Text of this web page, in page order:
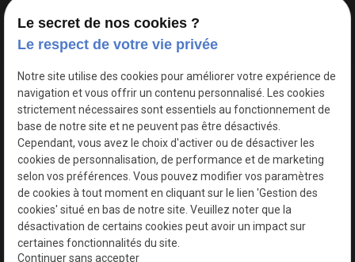
Google Maps Search API est désactivé.
Le secret de nos cookies ?
Le respect de votre vie privée
Notre site utilise des cookies pour améliorer votre expérience de
navigation et vous offrir un contenu personnalisé. Les cookies
strictement nécessaires sont essentiels au fonctionnement de
base de notre site et ne peuvent pas être désactivés.
Cependant, vous avez le choix d'activer ou de désactiver les
cookies de personnalisation, de performance et de marketing
selon vos préférences. Vous pouvez modifier vos paramètres
de cookies à tout moment en cliquant sur le lien 'Gestion des
cookies' situé en bas de notre site. Veuillez noter que la
désactivation de certains cookies peut avoir un impact sur
certaines fonctionnalités du site.
Continuer sans accepter